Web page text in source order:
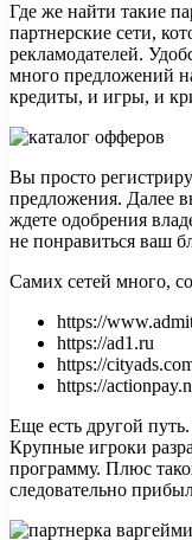
Где же найти такие
партнерские сети,
рекламодателей.
много предложений
кредиты, и игры, и
Вы просто
предложения. Далее
ждете одобрения
не понравиться ваш
Самих сетей много,
https://
https://ad1.ru
https://
https://
Еще есть другой
Крупные игроки
программу. Плюс
следовательно